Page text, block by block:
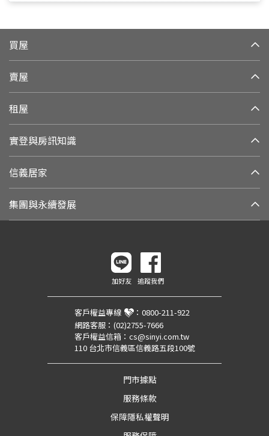
買屋
賣屋
租屋
實登與房訊知識
信義居家
集團與永續發展
加好友 追蹤我們
客戶權益專線 ： 0800-211-922
網路客服： (02)2755-7666
客戶權益信箱： cs@sinyi.com.tw
110 台北市信義區信義路五段100號
門市據點
服務條款
保障隱私權聲明